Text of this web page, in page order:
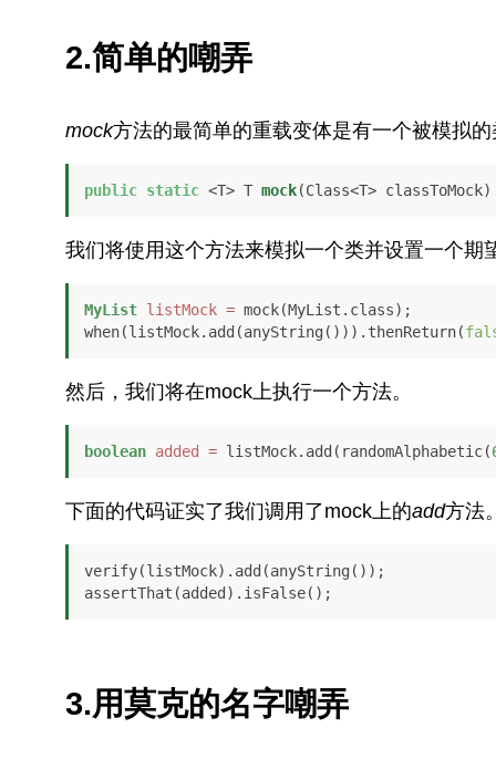
2.简单的嘲弄
mock方法的最简单的重载变体是有一个被模拟
public static <T> T mock(Class<T> classToMock)
我们将使用这个方法来模拟一个类并设置一个期
MyList listMock = mock(MyList.class);
when(listMock.add(anyString())).thenReturn(
然后，我们将在mock上执行一个方法。
boolean added = listMock.add(randomAlphabetic(
下面的代码证实了我们调用了mock上的add方法
verify(listMock).add(anyString());
assertThat(added).isFalse();
3.用莫克的名字嘲弄